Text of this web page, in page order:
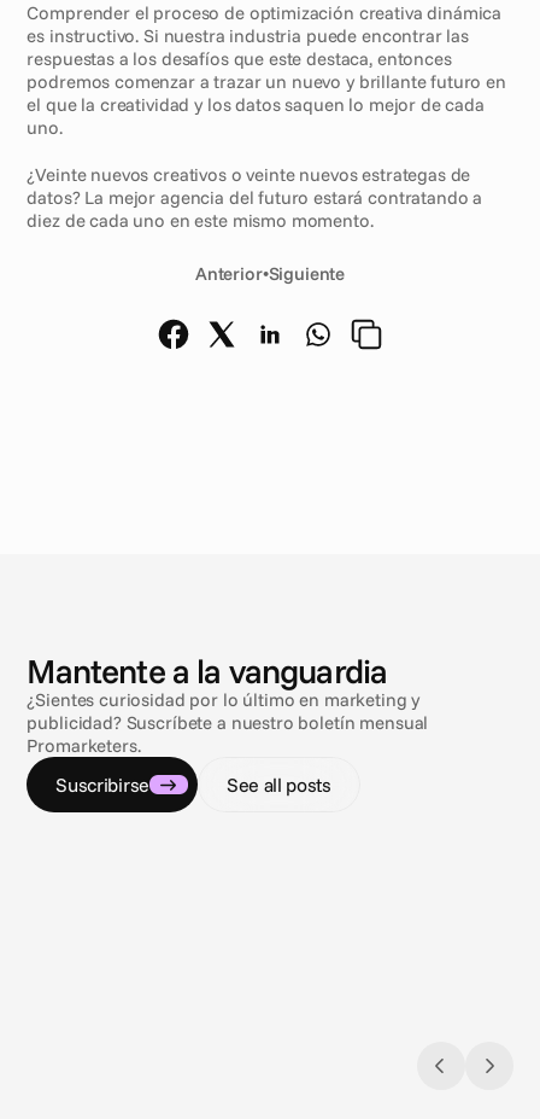
Comprender el proceso de optimización creativa dinámica
es instructivo. Si nuestra industria puede encontrar las
respuestas a los desafíos que este destaca, entonces
podremos comenzar a trazar un nuevo y brillante futuro en
el que la creatividad y los datos saquen lo mejor de cada
uno.
¿Veinte nuevos creativos o veinte nuevos estrategas de
datos? La mejor agencia del futuro estará contratando a
diez de cada uno en este mismo momento.
Anterior•Siguiente
N ci
Mantente a la vanguardia
¿Sientes curiosidad por lo último en marketing y
publicidad? Suscríbete a nuestro boletín mensual
Promarketers.
Suscribirse See all posts